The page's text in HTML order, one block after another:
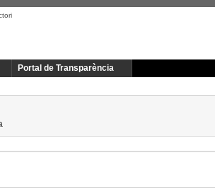
Portal de Transparència